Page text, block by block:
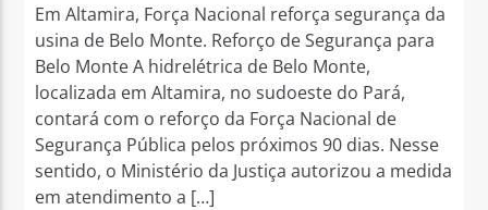
Em Altamira, Força Nacional reforça segurança da
usina de Belo Monte. Reforço de Segurança para
Belo Monte A hidrelétrica de Belo Monte,
localizada em Altamira, no sudoeste do Pará,
contará com o reforço da Força Nacional de
Segurança Pública pelos próximos 90 dias. Nesse
sentido, o Ministério da Justiça autorizou a medida
em atendimento a […]